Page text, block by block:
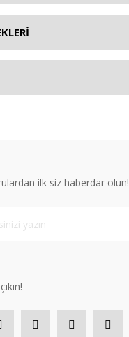
ilk siz haberdar olun!